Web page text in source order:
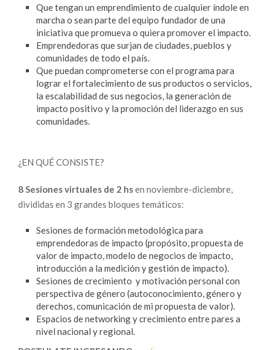
Que tengan un emprendimiento de cualquier índole en
marcha o sean parte del equipo fundador de una
iniciativa que promueva o quiera promover el impacto.
Emprendedoras que surjan de ciudades, pueblos y
comunidades de todo el país.
Que puedan comprometerse con el programa para
lograr el fortalecimiento de sus productos o servicios,
la escalabilidad de sus negocios, la generación de
impacto positivo y la promoción del liderazgo en sus
comunidades.
¿EN QUÉ CONSISTE?
8 Sesiones virtuales de 2 hsen noviembre-diciembre,
divididas en 3 grandes bloques temáticos:
Sesiones de formación metodológica para
emprendedoras de impacto (propósito, propuesta de
valor de impacto, modelo de negocios de impacto,
introducción a la medición y gestión de impacto).
Sesiones de crecimiento y motivación personal con
perspectiva de género (autoconocimiento, género y
derechos, comunicación de mi propuesta de valor).
Espacios de networking y crecimiento entre pares a
nivel nacional y regional.